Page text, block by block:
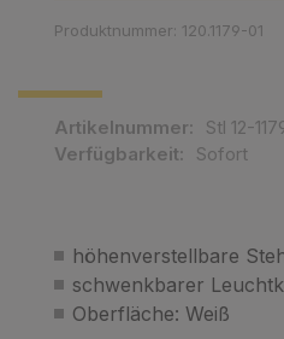
höhenverstellbare
schwenkbarer
Oberfläche: Weiß
Artikelnummer:
Stl 12-
Verfügbarkeit:
Sofort
Produktnummer: 120.1179-01